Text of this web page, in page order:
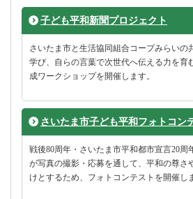
子ども平和新聞プロジェクト
さいたま市と生活協同組合コープみらいの
学び、自らの言葉で次世代へ伝える力を育
成ワークショップを開催します。
さいたま市子ども平和フォトコン
戦後80周年・さいたま市平和都市宣言20周
が写真の撮影・応募を通して、平和の尊さ
けとするため、フォトコンテストを開催し